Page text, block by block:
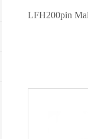
LFH200pin